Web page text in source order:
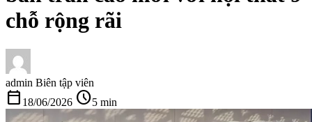
chỗ rộng rãi
admin Biên tập viên
calendar_today 18/06/2026 schedule5 min